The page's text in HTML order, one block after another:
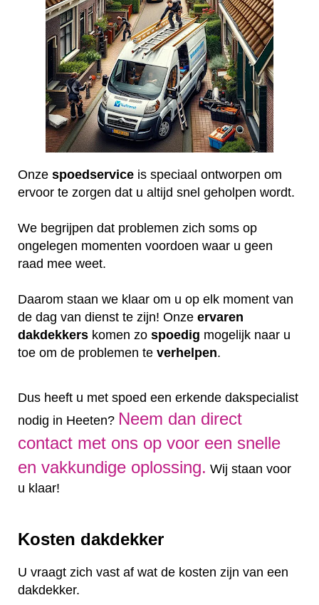
Onze spoedservice is speciaal ontworpen om
ervoor te zorgen dat u altijd snel geholpen wordt.
We begrijpen dat problemen zich soms op
ongelegen momenten voordoen waar u geen
raad mee weet.
Daarom staan we klaar om u op elk moment van
de dag van dienst te zijn! Onze ervaren
dakdekkers komen zo spoedig mogelijk naar u
toe om de problemen te verhelpen.
Dus heeft u met spoed een erkende dakspecialist
nodig in Heeten? Neem dan direct
contact met ons op voor een snelle
en vakkundige oplossing. Wij staan voor
u klaar!
Kosten dakdekker
U vraagt zich vast af wat de kosten zijn van een
dakdekker.